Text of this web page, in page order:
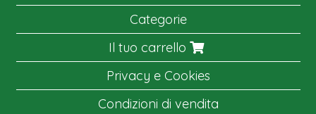
Categorie
Il tuo carrello
Privacy e Cookies
Condizioni di vendita